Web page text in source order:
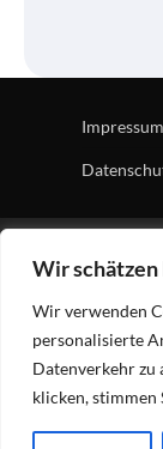
Wir
Wir verwenden
personalisierte
Datenverkehr zu
klicken, stimmen
Impressum
| Powered by